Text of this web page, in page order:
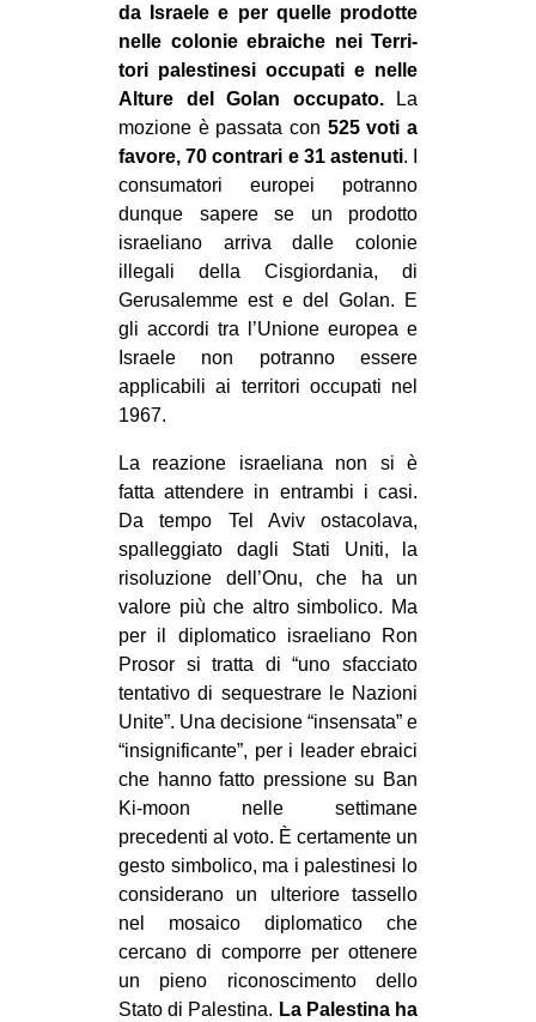
in
bsky
ms
SEARCH
da Israele e per quelle pro­dotte
nelle colo­nie ebrai­che nei Ter­ri­
tori pale­sti­nesi occu­pati e nelle
Alture del Golan occupato.La
mozione è passata con 525 voti a
favore, 70 contrari e 31 astenuti. I
consumatori europei potranno
dunque sapere se un prodotto
israeliano arriva dalle colonie
illegali della Cisgiordania, di
Gerusalemme est e del Golan. E
gli accordi tra l’Unione europea e
Israele non potranno essere
applicabili ai territori occupati nel
1967.
La reazione israeliana non si è
fatta attendere in entrambi i casi.
Da tempo Tel Aviv ostacolava,
spalleggiato dagli Stati Uniti, la
risoluzione dell’Onu, che ha un
valore più che altro simbolico. Ma
per il diplomatico israeliano Ron
Prosor si tratta di “uno sfacciato
tentativo di sequestrare le Nazioni
Unite”. Una decisione “insensata” e
“insignificante”, per i leader ebraici
che hanno fatto pressione su Ban
Ki-moon nelle settimane
precedenti al voto. È certamente un
gesto simbolico, ma i palestinesi lo
considerano un ulteriore tassello
nel mosaico diplomatico che
cercano di comporre per ottenere
un pieno riconoscimento dello
Stato di Palestina. La Palestina ha